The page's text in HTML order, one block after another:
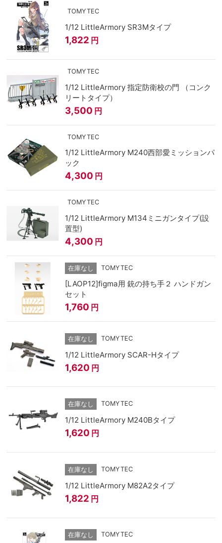
TOMYTEC
1/12 LittleArmory SR3Mタイプ
1,822 円
TOMYTEC
1/12 LittleArmory 指定防衛校の門 （コンク
リートタイプ）
3,500 円
TOMYTEC
1/12 LittleArmory M240西部愛ミッションパ
ック
4,300 円
TOMYTEC
1/12 LittleArmory M134ミニガンタイプ(設
置型)
4,300 円
在庫なし TOMYTEC
[LAOP12]figma用 銃の持ち手２ ハンドガン
セット
1,760 円
在庫なし TOMYTEC
1/12 LittleArmory SCAR-Hタイプ
1,620 円
在庫なし TOMYTEC
1/12 LittleArmory M240Bタイプ
1,620 円
在庫なし TOMYTEC
1/12 LittleArmory M82A2タイプ
1,822 円
在庫なし TOMYTEC